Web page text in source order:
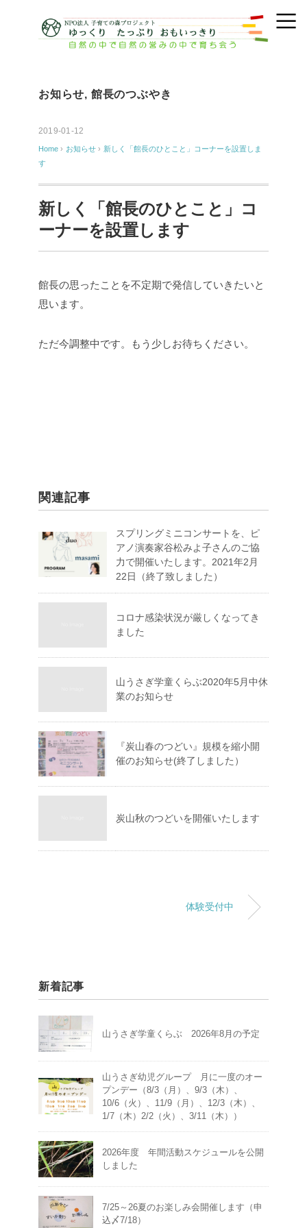
お知らせ, 館長のつぶやき
2019-01-12
Home › お知らせ › 新しく「館長のひとこと」コーナーを設置しま
す
新しく「館長のひとこと」コ
ーナーを設置します
館長の思ったことを不定期で発信していきたいと
思います。
ただ今調整中です。もう少しお待ちください。
関連記事
スプリングミニコンサートを、ピ
アノ演奏家谷松みよ子さんのご協
力で開催いたします。2021年2月
22日（終了致しました）
コロナ感染状況が厳しくなってき
ました
山うさぎ学童くらぶ2020年5月中休
業のお知らせ
『炭山春のつどい』規模を縮小開
催のお知らせ(終了しました）
炭山秋のつどいを開催いたします
体験受付中
新着記事
山うさぎ学童くらぶ 2026年8月の予定
山うさぎ幼児グループ 月に一度のオー
プンデー（8/3（月）、9/3（木）、
10/6（火）、11/9（月）、12/3（木）、
1/7（木）2/2（火）、3/11（木））
2026年度 年間活動スケジュールを公開
しました
7/25～26夏のお楽しみ会開催します（申
込〆7/18）